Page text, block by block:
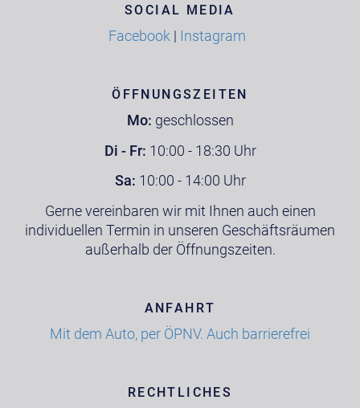
SOCIAL MEDIA
Facebook | Instagram
ÖFFNUNGSZEITEN
Mo: geschlossen
Di - Fr: 10:00 - 18:30 Uhr
Sa: 10:00 - 14:00 Uhr
Gerne vereinbaren wir mit Ihnen auch einen
individuellen Termin in unseren Geschäftsräumen
außerhalb der Öffnungszeiten.
ANFAHRT
Mit dem Auto, per ÖPNV. Auch barrierefrei
RECHTLICHES